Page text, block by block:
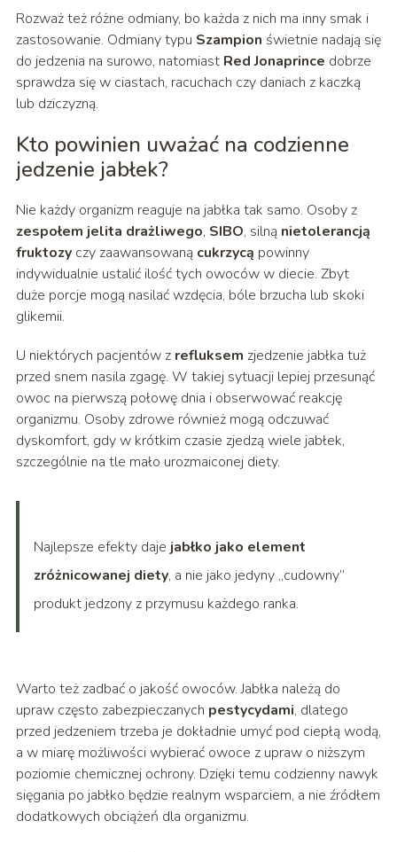
Rozważ też różne odmiany, bo każda z nich ma inny smak i
zastosowanie. Odmiany typu Szampion świetnie nadają się
do jedzenia na surowo, natomiast Red Jonaprince dobrze
sprawdza się w ciastach, racuchach czy daniach z kaczką
lub dziczyzną.
Kto powinien uważać na codzienne
jedzenie jabłek?
Nie każdy organizm reaguje na jabłka tak samo. Osoby z
zespołem jelita drażliwego, SIBO, silną nietolerancją
fruktozyczy zaawansowaną cukrzycą powinny
indywidualnie ustalić ilość tych owoców w diecie. Zbyt
duże porcje mogą nasilać wzdęcia, bóle brzucha lub skoki
glikemii.
U niektórych pacjentów z refluksem zjedzenie jabłka tuż
przed snem nasila zgagę. W takiej sytuacji lepiej przesunąć
owoc na pierwszą połowę dnia i obserwować reakcję
organizmu. Osoby zdrowe również mogą odczuwać
dyskomfort, gdy w krótkim czasie zjedzą wiele jabłek,
szczególnie na tle mało urozmaiconej diety.
Najlepsze efekty daje jabłko jako element
zróżnicowanej diety, a nie jako jedyny „cudowny”
produkt jedzony z przymusu każdego ranka.
Warto też zadbać o jakość owoców. Jabłka należą do
upraw często zabezpieczanych pestycydami, dlatego
przed jedzeniem trzeba je dokładnie umyć pod ciepłą wodą,
a w miarę możliwości wybierać owoce z upraw o niższym
poziomie chemicznej ochrony. Dzięki temu codzienny nawyk
sięgania po jabłko będzie realnym wsparciem, a nie źródłem
dodatkowych obciążeń dla organizmu.